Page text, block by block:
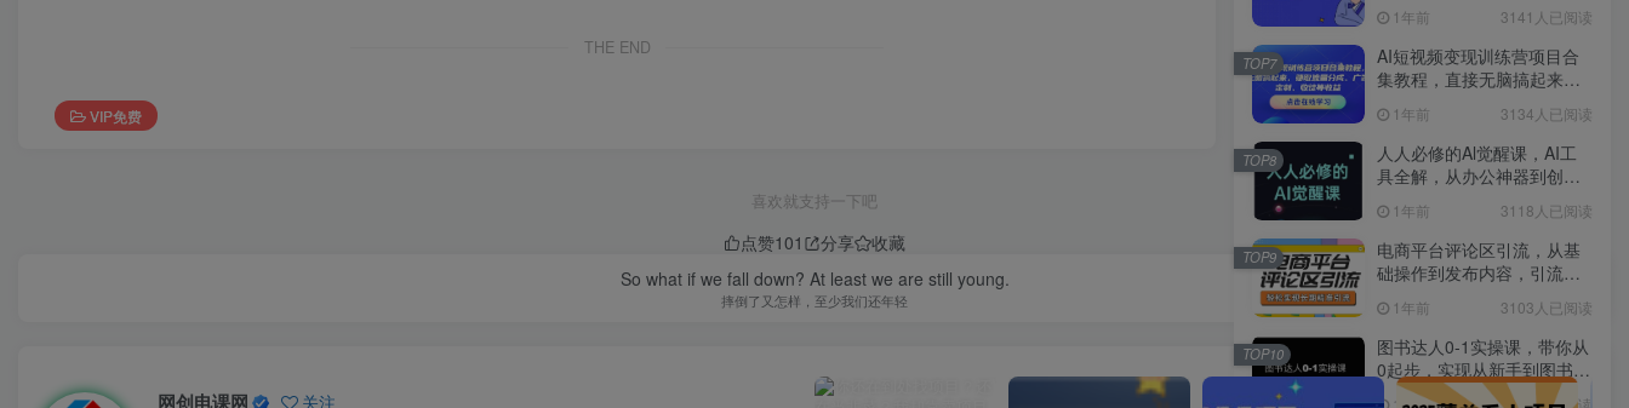
THE END
VIP免费
喜欢就支持一下吧
点赞101 分享
收藏
So what if we fall down? At least we are still young.
摔倒了又怎样，至少我们还年轻
网创电课网 关注
1年前 3141人已阅读
AI短视频变现训练营项目合
集教程，直接无脑搞起来，
制、收徒等收益
1年前 3134人已阅读
TOP7
人人必修的Al觉醒课，AI工
具全解，从办公神器到创意
1年前 3118人已阅读
TOP8
电商平台评论区引流，从基
础操作到发布内容，引流技
1年前 3103人已阅读
TOP9
图书达人0-1实操课，带你从
0起步，实现从新手到图书达
人的蜕变
1年前 3096人已阅读
TOP10